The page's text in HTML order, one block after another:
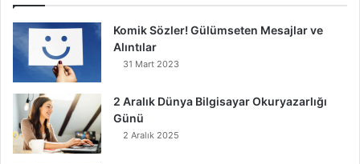
Komik Sözler! Gülümseten Mesajlar ve
Alıntılar
31 Mart 2023
2 Aralık Dünya Bilgisayar Okuryazarlığı
Günü
2 Aralık 2025